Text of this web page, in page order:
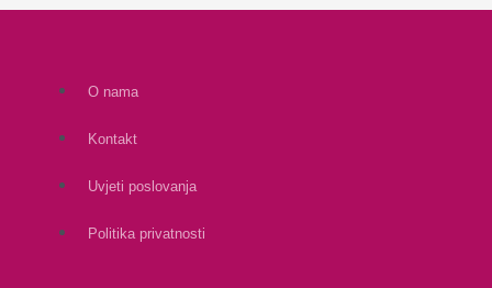
O nama
Kontakt
Uvjeti poslovanja
Politika privatnosti